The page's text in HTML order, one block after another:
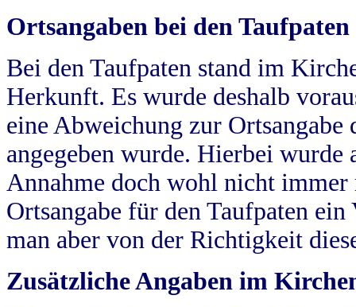
Ortsangaben bei den Taufpaten
Bei den Taufpaten stand im
Herkunft. Es wurde deshalb
eine Abweichung zur
angegeben wurde. Hierbei wurde
Annahme doch wohl nicht
Ortsangabe für den Taufpaten
man aber von der Richtigkeit
Zusätzliche Angaben im